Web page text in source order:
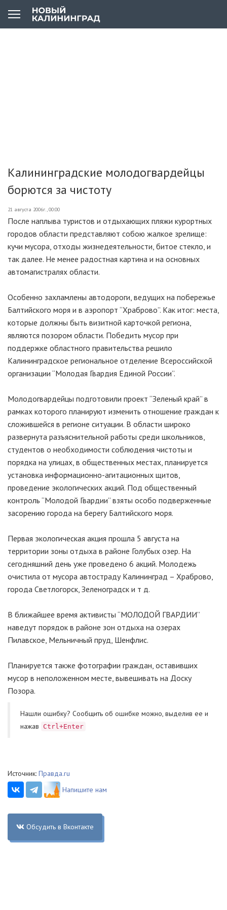
Калининградские молодогвардейцы
борются за чистоту
21 августа 2006г., 00:00
После наплыва туристов и отдыхающих пляжи курортных
городов области представляют собою жалкое зрелище:
кучи мусора, отходы жизнедеятельности, битое стекло, и
так далее. Не менее радостная картина и на основных
автомагистралях области.
Особенно захламлены автодороги, ведущих на побережье
Балтийского моря и в аэропорт “Храброво”. Как итог: места,
которые должны быть визитной карточкой региона,
являются позором области. Победить мусор при
поддержке областного правительства решило
Калининградское региональное отделение Всероссийской
организации “Молодая Гвардия Единой России”.
Молодогвардейцы подготовили проект “Зеленый край” в
рамках которого планируют изменить отношение граждан к
сложившейся в регионе ситуации. В области широко
развернута разъяснительной работы среди школьников,
студентов о необходимости соблюдения чистоты и
порядка на улицах, в общественных местах, планируется
установка информационно-агитационных щитов,
проведение экологических акций. Под общественный
контроль “Молодой Гвардии” взяты особо подверженные
засорению города на берегу Балтийского моря.
Первая экологическая акция прошла 5 августа на
территории зоны отдыха в районе Голубых озер. На
сегодняшний день уже проведено 6 акций. Молодежь
очистила от мусора автостраду Калининград – Храброво,
города Светлогорск, Зеленоградск и т д.
В ближайшее время активисты “МОЛОДОЙ ГВАРДИИ”
наведут порядок в районе зон отдыха на озерах
Пилавское, Мельничный пруд, Шенфлис.
Планируется также фотографии граждан, оставивших
мусор в неположенном месте, вывешивать на Доску
Позора.
Нашли ошибку? Cообщить об ошибке можно, выделив ее и
нажав
Ctrl+Enter
Источник: Правда.ru
Напишите нам
Обсудить в Вконтакте